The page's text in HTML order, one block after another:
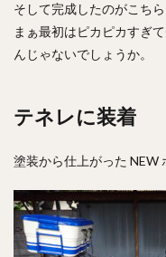
そして完成したのがこち
まぁ最初はピカピカすぎ
んじゃないでしょうか。
テネレに装着
塗装から仕上がった NEW